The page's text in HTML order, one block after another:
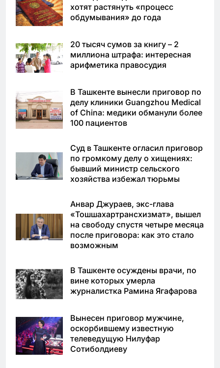
хотят растянуть «процесс
обдумывания» до года
20 тысяч сумов за книгу – 2
миллиона штрафа: интересная
арифметика правосудия
В Ташкенте вынесли приговор по
делу клиники Guangzhou Medical
of China: медики обманули более
100 пациентов
Суд в Ташкенте огласил приговор
по громкому делу о хищениях:
бывший министр сельского
хозяйства избежал тюрьмы
Анвар Джураев, экс-глава
«Тошшахартрансхизмат», вышел
на свободу спустя четыре месяца
после приговора: как это стало
возможным
В Ташкенте осуждены врачи, по
вине которых умерла
журналистка Рамина Ягафарова
Вынесен приговор мужчине,
оскорбившему известную
телеведущую Нилуфар
Сотиболдиеву